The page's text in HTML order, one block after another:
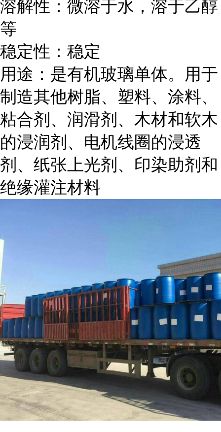
溶解性：微溶于水，溶于乙醇
等
稳定性：稳定
用途：是有机玻璃单体。用于
制造其他树脂、塑料、涂料、
粘合剂、润滑剂、木材和软木
的浸润剂、电机线圈的浸透
剂、纸张上光剂、印染助剂和
绝缘灌注材料